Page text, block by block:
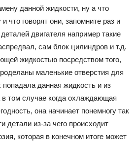
данной жидкости, ну а что
что говорят они, запомните раз и
двигателя например такие
сам блок цилиндров и т.д.
жидкостью посредством того,
маленькие отверстия для
попадала данная жидкость и из
том случае когда охлаждающая
она начинает понемногу так
детали из-за чего происходит
которая в конечном итоге может